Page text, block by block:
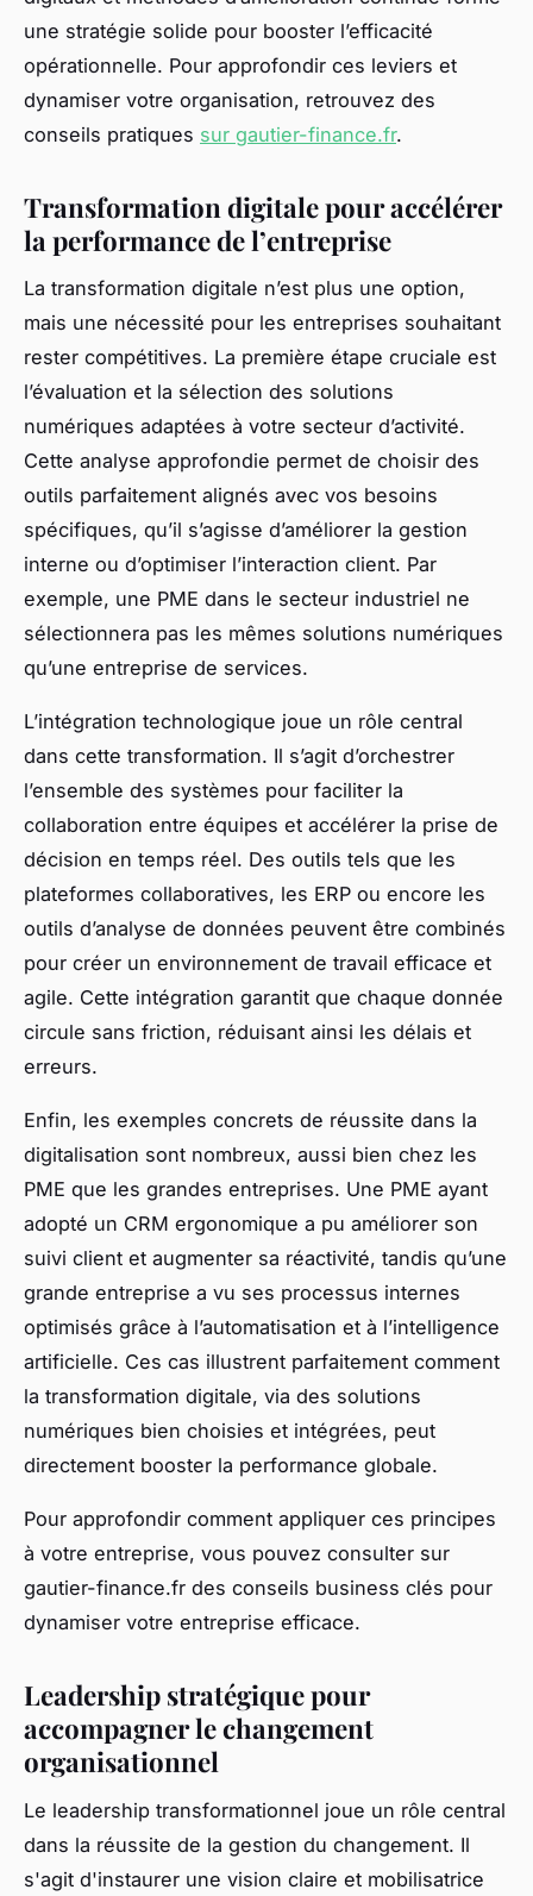
une stratégie solide pour booster l’efficacité
opérationnelle. Pour approfondir ces leviers et
dynamiser votre organisation, retrouvez des
conseils pratiques sur gautier-finance.fr.
Transformation digitale pour accélérer
la performance de l’entreprise
La transformation digitale n’est plus une option,
mais une nécessité pour les entreprises souhaitant
rester compétitives. La première étape cruciale est
l’évaluation et la sélection des solutions
numériques adaptées à votre secteur d’activité.
Cette analyse approfondie permet de choisir des
outils parfaitement alignés avec vos besoins
spécifiques, qu’il s’agisse d’améliorer la gestion
interne ou d’optimiser l’interaction client. Par
exemple, une PME dans le secteur industriel ne
sélectionnera pas les mêmes solutions numériques
qu’une entreprise de services.
L’intégration technologique joue un rôle central
dans cette transformation. Il s’agit d’orchestrer
l’ensemble des systèmes pour faciliter la
collaboration entre équipes et accélérer la prise de
décision en temps réel. Des outils tels que les
plateformes collaboratives, les ERP ou encore les
outils d’analyse de données peuvent être combinés
pour créer un environnement de travail efficace et
agile. Cette intégration garantit que chaque donnée
circule sans friction, réduisant ainsi les délais et
erreurs.
Enfin, les exemples concrets de réussite dans la
digitalisation sont nombreux, aussi bien chez les
PME que les grandes entreprises. Une PME ayant
adopté un CRM ergonomique a pu améliorer son
suivi client et augmenter sa réactivité, tandis qu’une
grande entreprise a vu ses processus internes
optimisés grâce à l’automatisation et à l’intelligence
artificielle. Ces cas illustrent parfaitement comment
la transformation digitale, via des solutions
numériques bien choisies et intégrées, peut
directement booster la performance globale.
Pour approfondir comment appliquer ces principes
à votre entreprise, vous pouvez consulter sur
gautier-finance.fr des conseils business clés pour
dynamiser votre entreprise efficace.
Leadership stratégique pour
accompagner le changement
organisationnel
Le leadership transformationnel joue un rôle central
dans la réussite de la gestion du changement. Il
s'agit d'instaurer une vision claire et mobilisatrice